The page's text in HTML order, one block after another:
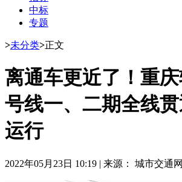
中标
专题
>未分类>正文
离通车更近了！重
号线一、二期全线
运行
2022年05月23日 10:19 | 来源： 城市交通网